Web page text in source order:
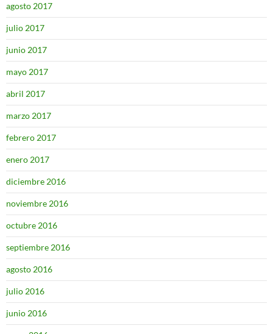
agosto 2017
julio 2017
junio 2017
mayo 2017
abril 2017
marzo 2017
febrero 2017
enero 2017
diciembre 2016
noviembre 2016
octubre 2016
septiembre 2016
agosto 2016
julio 2016
junio 2016